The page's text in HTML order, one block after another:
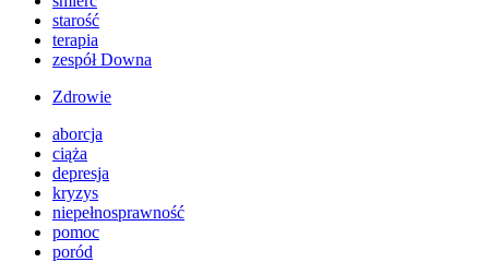
starość
terapia
zespół Downa
Zdrowie
aborcja
ciąża
depresja
kryzys
niepełnosprawność
pomoc
poród